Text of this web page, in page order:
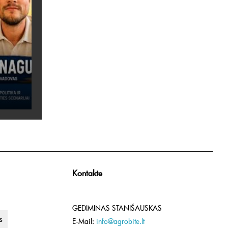
Kontakte
GEDIMINAS STANIŠAUSKAS
E-Mail: info@agrobite.lt